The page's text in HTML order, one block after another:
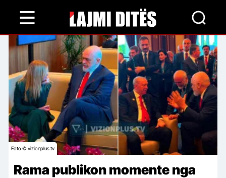
content
Foto © vizionplus.tv
Rama publikon momente nga